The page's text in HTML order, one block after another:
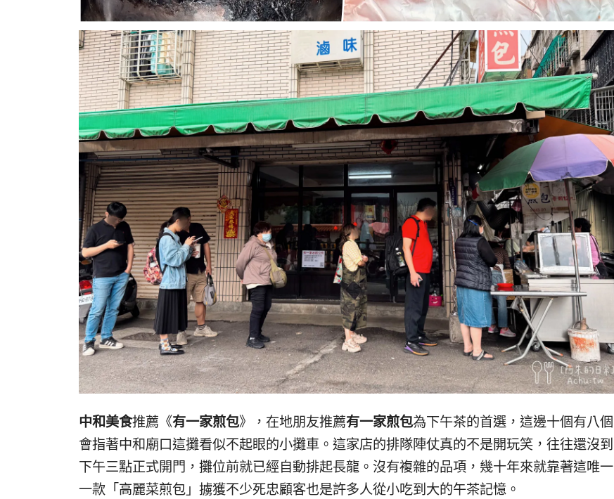
中和美食推薦《有一家煎包》，在地朋友推薦有一家煎包為下午茶的首選，這邊十個有八個
會指著中和廟口這攤看似不起眼的小攤車。這家店的排隊陣仗真的不是開玩笑，往往還沒到
下午三點正式開門，攤位前就已經自動排起長龍。沒有複雜的品項，幾十年來就靠著這唯一
一款「高麗菜煎包」擄獲不少死忠顧客也是許多人從小吃到大的午茶記憶。